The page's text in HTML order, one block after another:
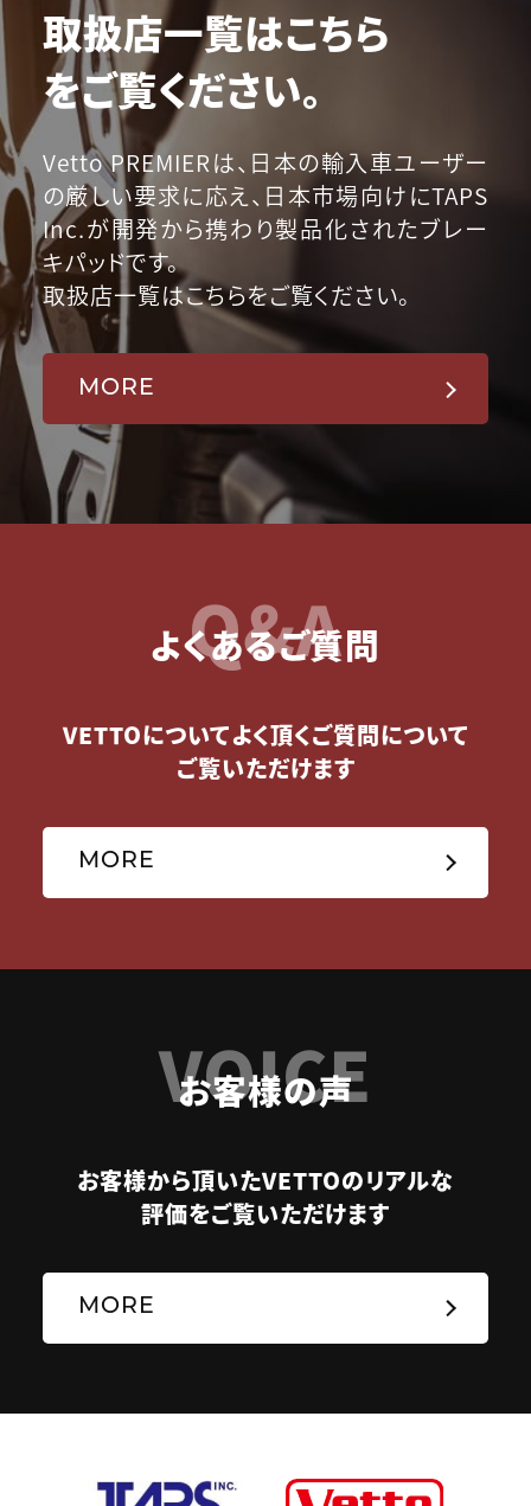
取扱店一覧はこちら
をご覧ください。
Vetto PREMIERは、日本の輸入車ユーザー
の厳しい要求に応え、日本市場向けにTAPS
Inc.が開発から携わり製品化されたブレー
キパッドです。
取扱店一覧はこちらをご覧ください。
MORE
Q&A
よくあるご質問
VETTOについてよく頂くご質問について
ご覧いただけます
MORE
VOICE
お客様の声
お客様から頂いたVETTOのリアルな
評価をご覧いただけます
MORE